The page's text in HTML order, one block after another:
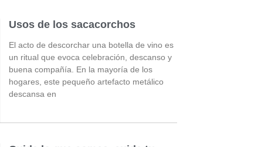
Usos de los sacacorchos
El acto de descorchar una botella de vino es
un ritual que evoca celebración, descanso y
buena compañía. En la mayoría de los
hogares, este pequeño artefacto metálico
descansa en